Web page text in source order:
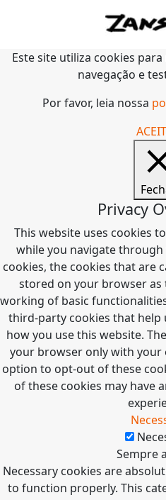
Este site utiliza cookies
navegação e
Por favor, leia nossa
Privacy
This website uses cookies
while you navigate
cookies, the cookies that are
stored on your browser
working of basic
third-party cookies that help
how you use this website.
your browser only with your
option to opt-out of these
of these cookies may have
Sempre
Necessary cookies are
to function properly. This